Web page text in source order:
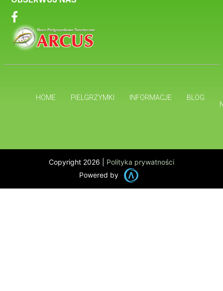
HOME PIELGRZYMKI INFORMACJE
BLOG
Copyright 2026 | Polityka prywatności
Powered by